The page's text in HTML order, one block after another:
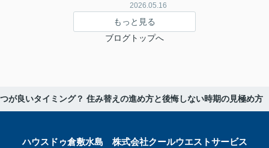
2026.05.16
もっと見る
ブログトップへ
が良いタイミング？ 住み替えの進め方と後悔しない時期の見極め方
ハウスドゥ倉敷水島 株式会社クールウエストサービス